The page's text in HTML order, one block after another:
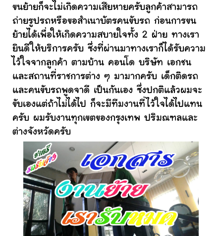
ขนย้ายก็จะไม่เกิดความเสียหายครับลูกค้าสามารถ
ถ่ายรูปรถหรือขอสำเนาบัตรคนขับรถ ก่อนการขน
ย้ายได้เพื่อให้เกิดความสบายใจทั้ง 2 ฝ่าย ทางเรา
ยินดีให้บริการครับ ซึ่งที่ผ่านมาทางเราก็ได้รับความ
ไว้ใจจากลูกค้า ตามบ้าน คอนโด บริษัท เอกชน
และสถานที่ราชการต่าง ๆ มามากครับ เด็กติดรถ
และคนขับรถพูดจาดี เป็นกันเอง ซึ่งปกติแล้วผมจะ
ขับเองแต่ถ้าไม่ได้ไป ก็จะมีทีมงานที่ไว้ใจได้ไปแทน
ครับ ผมรับงานทุกเขตของกรุงเทพ ปริมณฑลและ
ต่างจังหวัดครับ